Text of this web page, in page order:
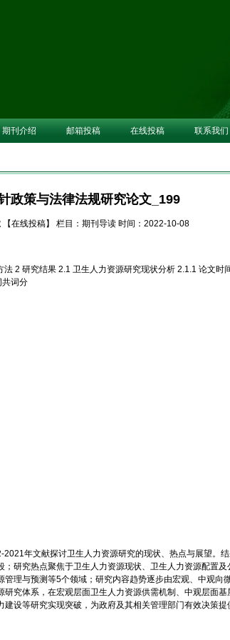
期刊介绍 邮箱投稿 在线投稿 联系我们
政策与法律法规研究论文_199
【在线投稿】 栏目： 期刊导读 时间：2022-10-08
2 研究结果 2.1 卫生人力资源研究现状分析 2.1.1 论文时
共词分
年文献探讨卫生人力资源研究的现状、热点与展望。
研究热点聚焦于卫生人力资源现状、卫生人力资源配置及
理与预测等5个领域；研究内容趋势逐步由宏观、中观向
究体系，在宏观层面卫生人力资源供需机制、中观层面基
设等研究实现突破，为政府及其相关管理部门有效决策提